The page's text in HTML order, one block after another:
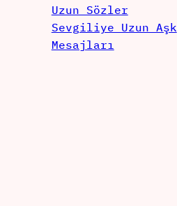
Uzun Sözler
Sevgiliye Uzun Aşk
Mesajları